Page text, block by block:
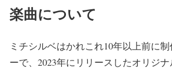
楽曲について
ミチシルベはかれこれ10年以上前に
ーで、2023年にリリースしたオリジ